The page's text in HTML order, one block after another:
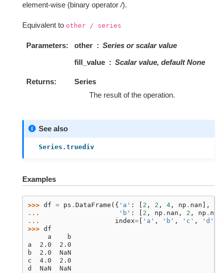
element-wise (binary operator/).
Equivalent to other / series
Parameters other
Series or scalar value
fill_value
Scalar value, default None
Returns
Series
The result of the operation.
See also
Series.truediv
Examples
>>> df = ps . DataFrame ({ 'a' : 2 , 2 , 4 , np . nan ],
...
'b' : 2 , np . nan , 2 , np . nan
...
index= 'a' , 'b' , 'c' , 'd'
>>> df
     a    b
a  2.0  2.0
b  2.0  NaN
c  4.0  2.0
d  NaN  NaN